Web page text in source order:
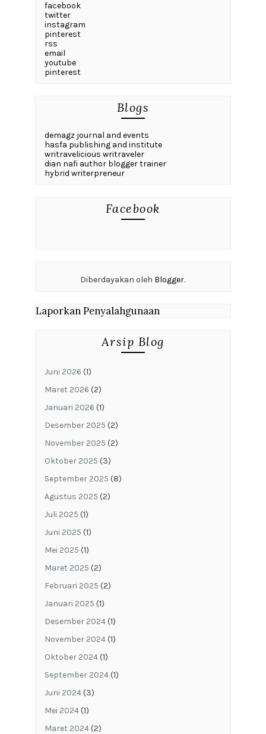
facebook
twitter
instagram
pinterest
rss
email
youtube
pinterest
Blogs
demagz journal and events
hasfa publishing and institute
writravelicious writraveler
dian nafi author blogger trainer
hybrid writerpreneur
Facebook
Diberdayakan oleh Blogger.
Laporkan Penyalahgunaan
Arsip Blog
Juni 2026 (1)
Maret 2026 (2)
Januari 2026 (1)
Desember 2025 (2)
November 2025 (2)
Oktober 2025 (3)
September 2025 (8)
Agustus 2025 (2)
Juli 2025 (1)
Juni 2025 (1)
Mei 2025 (1)
Maret 2025 (2)
Februari 2025 (2)
Januari 2025 (1)
Desember 2024(1)
November 2024(1)
Oktober 2024(1)
September 2024(1)
Juni 2024(3)
Mei 2024(1)
Maret 2024(2)